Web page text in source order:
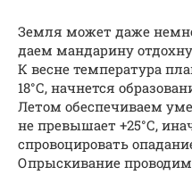
Земля может даже
даем мандарину
К весне температура
18°С, начнется
Летом обеспечиваем
не превышает +25°С,
спровоцировать
Опрыскивание